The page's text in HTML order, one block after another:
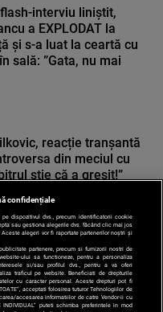
interviu liniștit,
a EXPLODAT la
și s-a luat la ceartă cu
sală: ”Gata, nu mai
reacție tranșantă
din meciul cu
știe că a greșit!”
confidențiale
dispozitivul dvs., precum identificatorii cookie
sau gestiona alegerile dvs. făcând clic mai jos
alegeri vor fi raportate partenerilor noștri și
partenere, precum si furnizorii nostri de
ului sa functioneze, pentru a personaliza
si/sau profilul dvs., pentru a va oferi
traficul pe website. Beneficiati de drepturile
cu caracter personal. Aceste drepturi pot fi
TOATE”, acceptati folosirea tuturor Tehnologiilor de
accesarea informatiilor de catre Vendor-ii cu
INDIVIDUAL” puteti schimba preferintele in mod